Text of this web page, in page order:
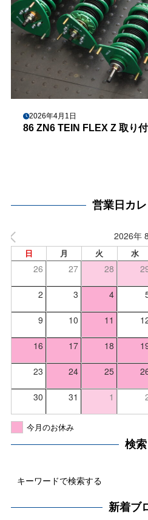
2026年4月1日
86 ZN6 TEIN FLEX Z 取り
営業日カ
2026年
日 月 火 水
26 27 28
2 3 4
9 10 11
16 17 18
23 24 25
30 31 1
今月のお休み
検索
新着ブ